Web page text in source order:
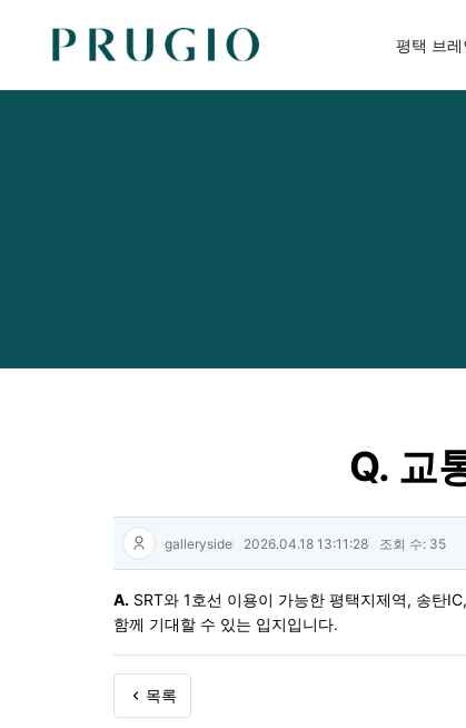
평택 브
Q. 교
galleryside 2026.04.18 13:11:28 조회 수: 35
A. SRT와 1호선 이용이 가능한 평택지제역, 송탄
함께 기대할 수 있는 입지입니다.
목록